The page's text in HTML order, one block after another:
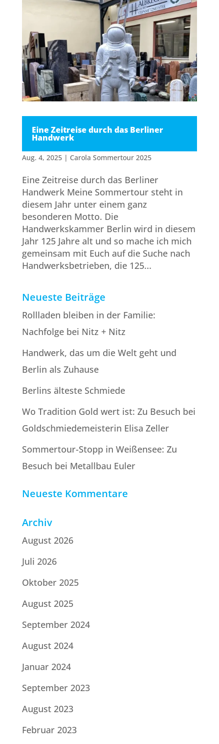
Eine Zeitreise durch das Berliner
Handwerk
Aug. 4, 2025| Carola Sommertour 2025
Eine Zeitreise durch das Berliner
Handwerk Meine Sommertour steht in
diesem Jahr unter einem ganz
besonderen Motto. Die
Handwerkskammer Berlin wird in diesem
Jahr 125 Jahre alt und so mache ich mich
gemeinsam mit Euch auf die Suche nach
Handwerksbetrieben, die 125...
Neueste Beiträge
Rollladen bleiben in der Familie:
Nachfolge bei Nitz + Nitz
Handwerk, das um die Welt geht und
Berlin als Zuhause
Berlins älteste Schmiede
Wo Tradition Gold wert ist: Zu Besuch bei
Goldschmiede­meisterin Elisa Zeller
Sommertour-Stopp in Weißensee: Zu
Besuch bei Metallbau Euler
Neueste Kommentare
Archiv
August 2026
Juli 2026
Oktober 2025
August 2025
September 2024
August 2024
Januar 2024
September 2023
August 2023
Februar 2023